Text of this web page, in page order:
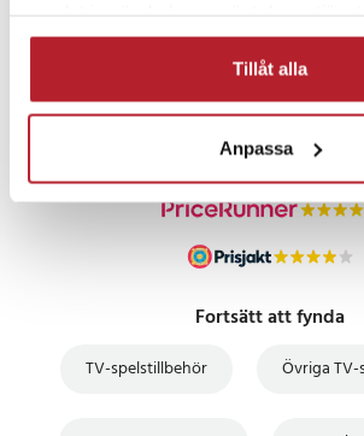
Tillåt alla
Anpassa
PRISGARANTI
UTFÖRSÄLJNING
Fortsätt att fynda
TV-spelstillbehör Övriga